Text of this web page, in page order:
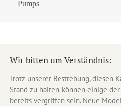
Pumps
Wir bitten um Verständnis:
Trotz unserer Bestrebung, diesen
Stand zu halten, können einige
bereits vergriffen sein. Neue